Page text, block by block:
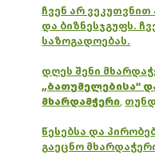
ჩვენ არ
და ბიზნესჯგუფს.
საზოგადოებას.
დღეს შენი
„ბათუმელებისა“
მხარდამჭერი,
წესებსა და
გაეცნო